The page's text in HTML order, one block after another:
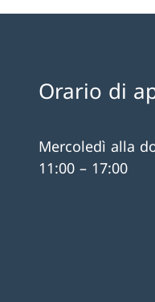
Orario di
Mercoledì alla
11:00 – 17:00